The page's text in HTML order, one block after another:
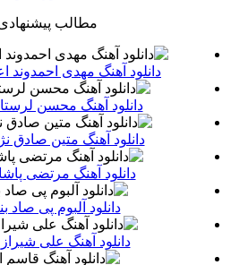
مطالب
دانلود آهنگ مهدی احمدوند
دانلود آهنگ محسن
دانلود آهنگ متین صادق
دانلود آهنگ مرتضی
دانلود آلبوم پی صاد
دانلود آهنگ علی